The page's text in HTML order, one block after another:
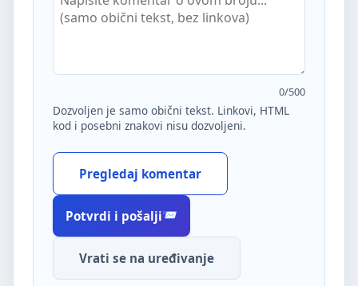
0/500
Dozvoljen je samo obični tekst. Linkovi, HTML
kod i posebni znakovi nisu dozvoljeni.
Pregledaj komentar
Potvrdi i pošalji
Vrati se na uređivanje